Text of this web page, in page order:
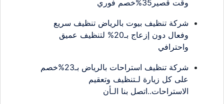
وقت قصير35%خصم فوري
شركة تنظيف بيوت بالرياض تنظيف سريع
وفعال دون إزعاج بـ20% لتنظيف عميق
واحترافي
شركة تنظيف استراحات بالرياض بـ23%خصم
على كل زيارة لـتنظيف وتعقيم
الاستراحات..اتصل بنا الـأن